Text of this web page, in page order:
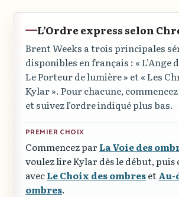
L’Ordre express selon
Brent Weeks a trois principales
disponibles en français : « L’Ange
Le Porteur de lumière » et« Les
Kylar ». Pour chacune,
et suivez l’ordre indiqué plus bas.
PREMIER CHOIX
Commencez par La Voie des
voulez lire Kylar dès le début,
avecLe Choix des ombresetAu-
ombres.